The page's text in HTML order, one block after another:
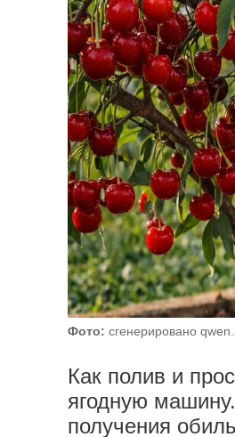
Фото: сгенерировано
Как полив и
ягодную
получения